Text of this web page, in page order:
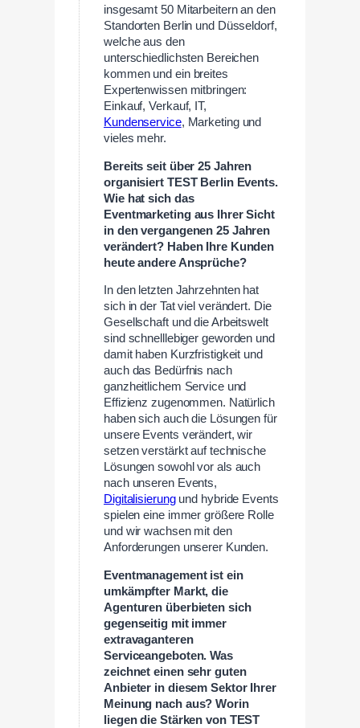
insgesamt 50 Mitarbeitern an den
Standorten Berlin und Düsseldorf,
welche aus den
unterschiedlichsten Bereichen
kommen und ein breites
Expertenwissen mitbringen:
Einkauf, Verkauf, IT,
Kundenservice, Marketing und
vieles mehr.
Bereits seit über 25 Jahren
organisiert TEST Berlin Events.
Wie hat sich das
Eventmarketing aus Ihrer Sicht
in den vergangenen 25 Jahren
verändert? Haben Ihre Kunden
heute andere Ansprüche?
In den letzten Jahrzehnten hat
sich in der Tat viel verändert. Die
Gesellschaft und die Arbeitswelt
sind schnelllebiger geworden und
damit haben Kurzfristigkeit und
auch das Bedürfnis nach
ganzheitlichem Service und
Effizienz zugenommen. Natürlich
haben sich auch die Lösungen für
unsere Events verändert, wir
setzen verstärkt auf technische
Lösungen sowohl vor als auch
nach unseren Events,
Digitalisierungund hybride Events
spielen eine immer größere Rolle
und wir wachsen mit den
Anforderungen unserer Kunden.
Eventmanagement ist ein
umkämpfter Markt, die
Agenturen überbieten sich
gegenseitig mit immer
extravaganteren
Serviceangeboten. Was
zeichnet einen sehr guten
Anbieter in diesem Sektor Ihrer
Meinung nach aus? Worin
liegen die Stärken von TEST